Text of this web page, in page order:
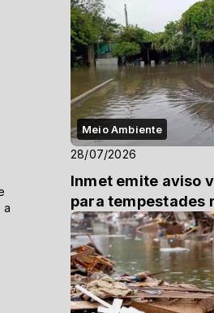
a
Meio Ambiente
28/07/2026
Inmet emite aviso
para tempestades